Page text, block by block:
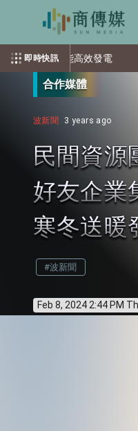
即時快訊
也能高效發電 美
合作媒體
波新聞 3 years ago
民間資源
好友企業
寒冬送暖
#波新聞
Feb 8, 2024 2:44 PM